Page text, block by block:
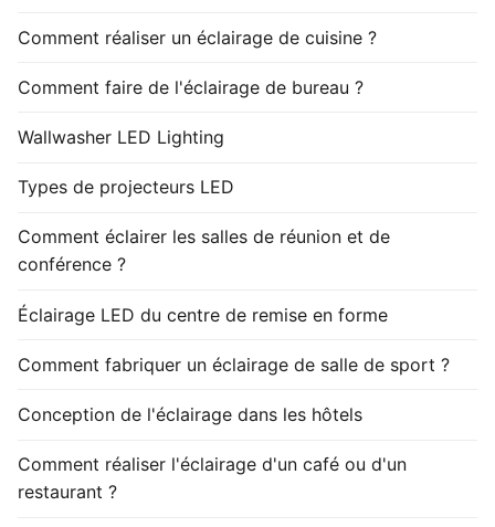
Comment réaliser un éclairage de cuisine ?
Comment faire de l'éclairage de bureau ?
Wallwasher LED Lighting
Types de projecteurs LED
Comment éclairer les salles de réunion et de
conférence ?
Éclairage LED du centre de remise en forme
Comment fabriquer un éclairage de salle de sport ?
Conception de l'éclairage dans les hôtels
Comment réaliser l'éclairage d'un café ou d'un
restaurant ?